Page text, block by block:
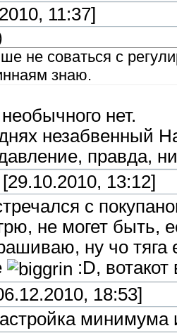
11:37]
не соваться с
знаю.
нет.
незабвенный
правда,
[29.10.2010, 13:12]
с
не могет быть,
ну чо тяга
:D, вотакот
18:53]